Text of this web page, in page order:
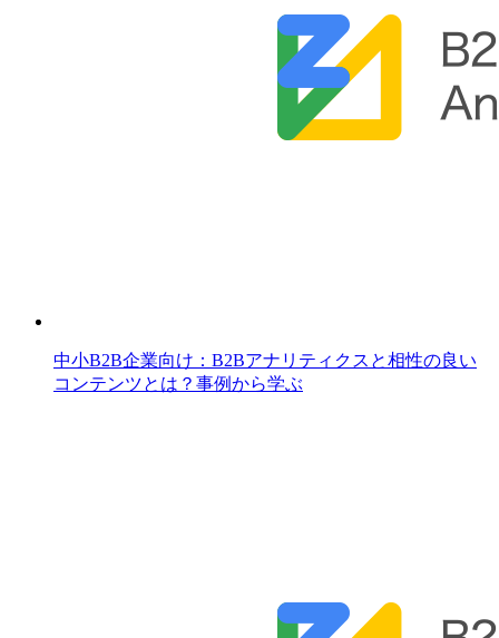
中小B2B企業向け：B2Bアナリティクスと相性の良い
コンテンツとは？事例から学ぶ